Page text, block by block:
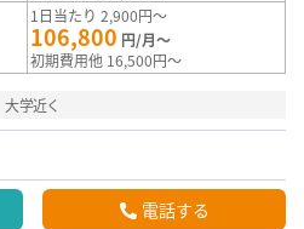
1日当たり 2,900円～
106,800 円/月～
初期費用他 16,500円～
大学近く
電話する